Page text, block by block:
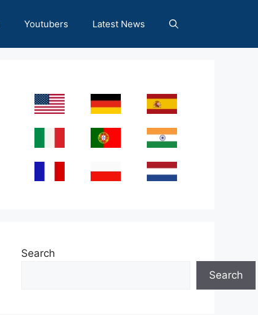
Youtubers Latest News
Search
Search